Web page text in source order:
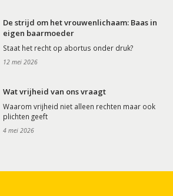
De strijd om het vrouwenlichaam: Baas in
eigen baarmoeder
Staat het recht op abortus onder druk?
12 mei 2026
Wat vrijheid van ons vraagt
Waarom vrijheid niet alleen rechten maar ook
plichten geeft
4 mei 2026